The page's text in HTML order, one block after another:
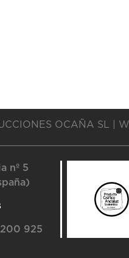
OCAÑA SL |
nº 5
925